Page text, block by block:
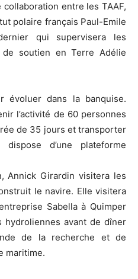
collaboration entre les TAAF,
polaire français Paul-Emile
qui supervisera les
soutien en Terre Adélie
évoluer dans la banquise.
l’activité de 60 personnes
de 35 jours et transporter
d’une plateforme
Annick Girardin visitera les
le navire. Elle visitera
Sabella à Quimper
avant de dîner
de la recherche et de
maritime.